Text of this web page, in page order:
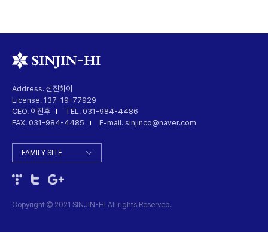
Address. 신진하이
License. 137-19-77929
CEO. 이진후
TEL. 031-984-4486
FAX. 031-984-4485
E-mail. sinjinco@naver.com
Copyright 2021 SINJIN-HI All rights Reserved.